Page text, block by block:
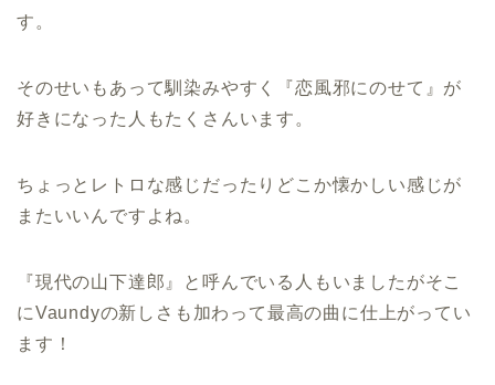
す。
そのせいもあって馴染みやすく『恋風邪にのせて』が
好きになった人もたくさんいます。
ちょっとレトロな感じだったりどこか懐かしい感じが
またいいんですよね。
『現代の山下達郎』と呼んでいる人もいましたがそこ
にVaundyの新しさも加わって最高の曲に仕上がってい
ます！